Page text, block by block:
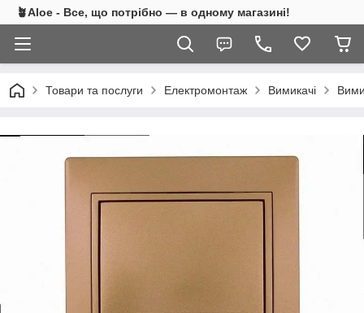
🪴Aloe - Все, що потрібно — в одному магазині!
Товари та послуги Електромонтаж Вимикачі